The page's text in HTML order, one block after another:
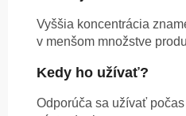
Vyššia koncentrácia
v menšom množstve
Kedy ho užívať?
Odporúča sa užívať